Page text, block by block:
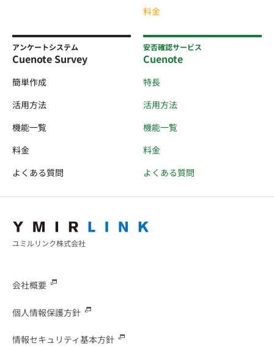
料金
アンケートシステム
Cuenote Survey
簡単作成
活用方法
機能一覧
料金
よくある質問
安否確認サービス
Cuenote
特長
活用方法
機能一覧
料金
よくある質問
ユミルリンク株式会社
会社概要
個人情報保護方針
情報セキュリティ基本方針